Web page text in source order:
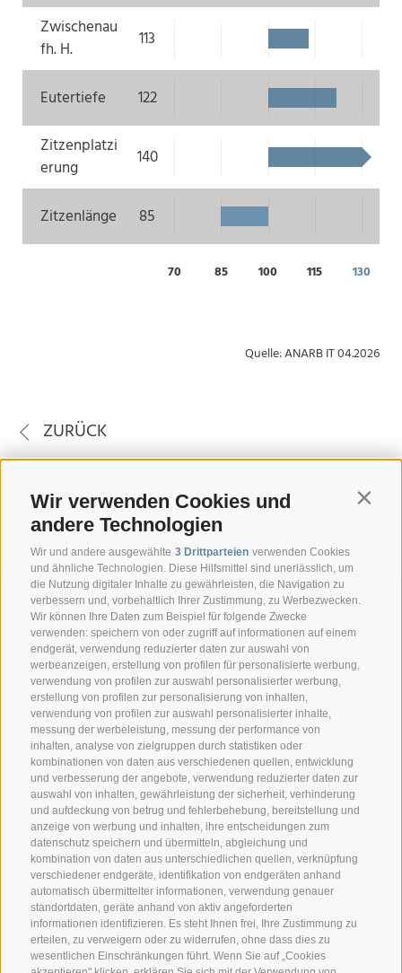
Wir verwenden Cookies und
andere Technologien
Wir und andere ausgewählte 3 Drittparteien verwenden Cookies
und ähnliche Technologien. Diese Hilfsmittel sind unerlässlich, um
die Nutzung digitaler Inhalte zu gewährleisten, die Navigation zu
verbessern und, vorbehaltlich Ihrer Zustimmung, zu Werbezwecken.
Wir können Ihre Daten zum Beispiel für folgende Zwecke
verwenden: speichern von oder zugriff auf informationen auf einem
endgerät, verwendung reduzierter daten zur auswahl von
werbeanzeigen, erstellung von profilen für personalisierte werbung,
verwendung von profilen zur auswahl personalisierter werbung,
erstellung von profilen zur personalisierung von inhalten,
verwendung von profilen zur auswahl personalisierter inhalte,
messung der werbeleistung, messung der performance von
inhalten, analyse von zielgruppen durch statistiken oder
kombinationen von daten aus verschiedenen quellen, entwicklung
und verbesserung der angebote, verwendung reduzierter daten zur
auswahl von inhalten, gewährleistung der sicherheit, verhinderung
und aufdeckung von betrug und fehlerbehebung, bereitstellung und
anzeige von werbung und inhalten, ihre entscheidungen zum
datenschutz speichern und übermitteln, abgleichung und
kombination von daten aus unterschiedlichen quellen, verknüpfung
verschiedener endgeräte, identifikation von endgeräten anhand
automatisch übermittelter informationen, verwendung genauer
standortdaten, geräte anhand von aktiv angeforderten
informationen identifizieren. Es steht Ihnen frei, Ihre Zustimmung zu
erteilen, zu verweigern oder zu widerrufen, ohne dass dies zu
wesentlichen Einschränkungen führt. Wenn Sie auf „Cookies
Zwischenau
fh. H.
113
Eutertiefe
122
Zitzenplatzi
erung
140
Zitzenlänge 85
70 85 100 115 130
Quelle: ANARB IT 04.2026
ZURÜCK
KONTAKT
Superbrown
Via delle Bettine, 40 - 38121 Trento
Tel.:+39 0461 432111
info@superbrown.it